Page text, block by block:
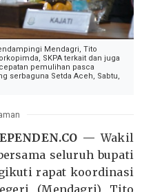
Mendagri, Tito
SKPA terkait dan juga
pemulihan pasca
serbaguna Setda Aceh, Sabtu,
— Wakil
seluruh bupati
rapat koordinasi